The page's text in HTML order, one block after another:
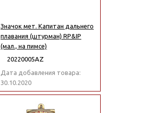
Значок мет. Капитан дальнего
плавания (штурман) RP&IP
(мал., на пимсе)
20220005АZ
Дата добавления товара:
30.10.2020